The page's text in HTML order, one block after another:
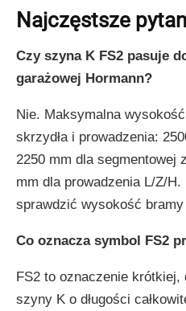
Najczęstsze
Czy szyna K FS2 pasuje
garażowej Hormann?
Nie. Maksymalna
skrzydła i prowadzenia:
2250 mm dla segmentowej
mm dla prowadzenia L/Z/
sprawdzić wysokość
Co oznacza symbol FS2
FS2 to oznaczenie
szyny K o długości